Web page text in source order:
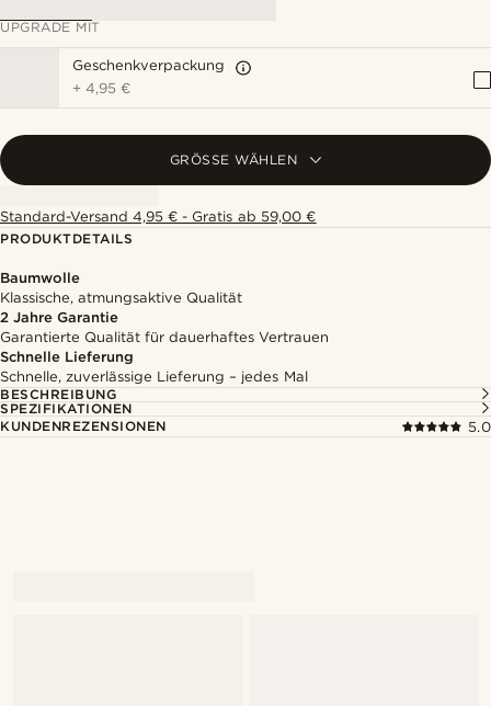
UPGRADE MIT
Geschenkverpackung
+4,95 €
GRÖSSE WÄHLEN
Standard-Versand 4,95 € - Gratis ab 59,00 €
PRODUKTDETAILS
Baumwolle
Klassische, atmungsaktive Qualität
2 Jahre Garantie
Garantierte Qualität für dauerhaftes Vertrauen
Schnelle Lieferung
Schnelle, zuverlässige Lieferung – jedes Mal
BESCHREIBUNG
SPEZIFIKATIONEN
KUNDENREZENSIONEN
5.0